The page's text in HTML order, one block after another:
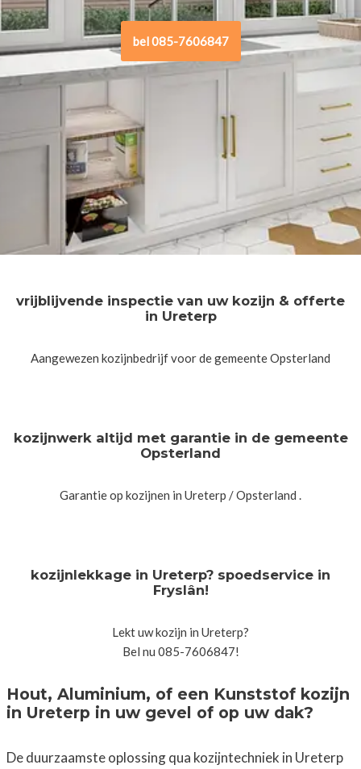
bel 085-7606847
vrijblijvende inspectie van uw kozijn & offerte
in Ureterp
Aangewezen kozijnbedrijf voor de gemeente Opsterland
kozijnwerk altijd met garantie in de gemeente
Opsterland
Garantie op kozijnen in Ureterp / Opsterland .
kozijnlekkage in Ureterp? spoedservice in
Fryslân!
Lekt uw kozijn in Ureterp?
Bel nu 085-7606847!
Hout, Aluminium, of een Kunststof kozijn
in Ureterp in uw gevel of op uw dak?
De duurzaamste oplossing qua kozijntechniek in Ureterp